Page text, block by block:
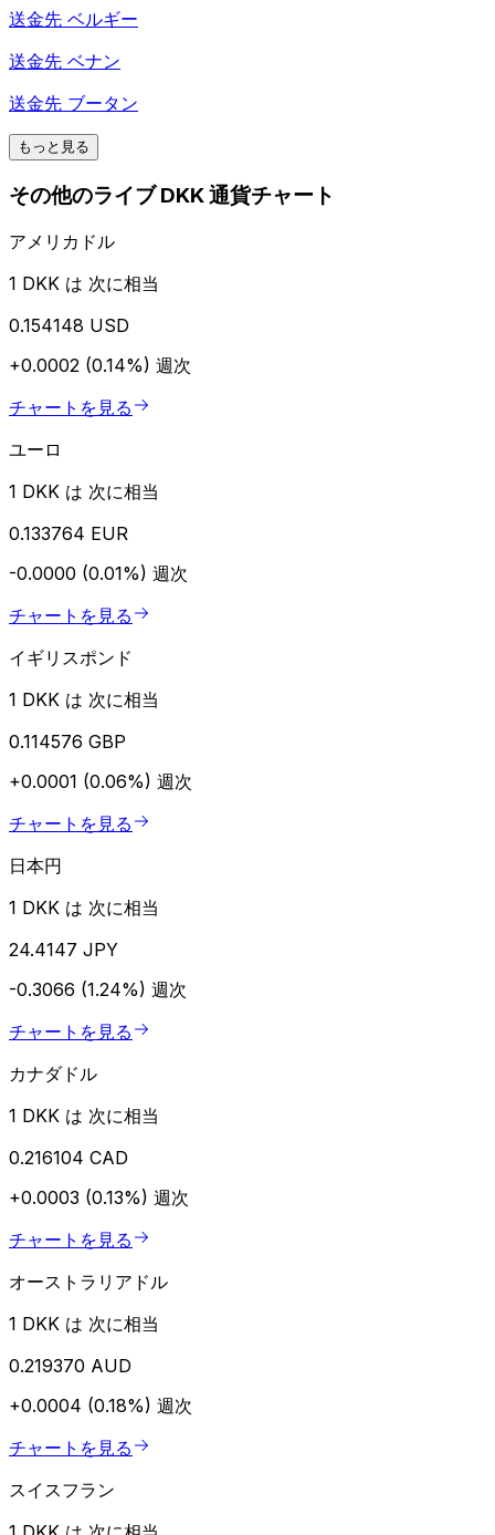
送金先 ベルギー
送金先 ベナン
送金先 ブータン
もっと見る
その他のライブ DKK 通貨チャート
アメリカドル
1 DKK は 次に相当
0.154148 USD
+0.0002 (0.14%) 週次
チャートを見る
ユーロ
1 DKK は 次に相当
0.133764 EUR
-0.0000 (0.01%) 週次
チャートを見る
イギリスポンド
1 DKK は 次に相当
0.114576 GBP
+0.0001 (0.06%) 週次
チャートを見る
日本円
1 DKK は 次に相当
24.4147 JPY
-0.3066 (1.24%) 週次
チャートを見る
カナダドル
1 DKK は 次に相当
0.216104 CAD
+0.0003 (0.13%) 週次
チャートを見る
オーストラリアドル
1 DKK は 次に相当
0.219370 AUD
+0.0004 (0.18%) 週次
チャートを見る
スイスフラン